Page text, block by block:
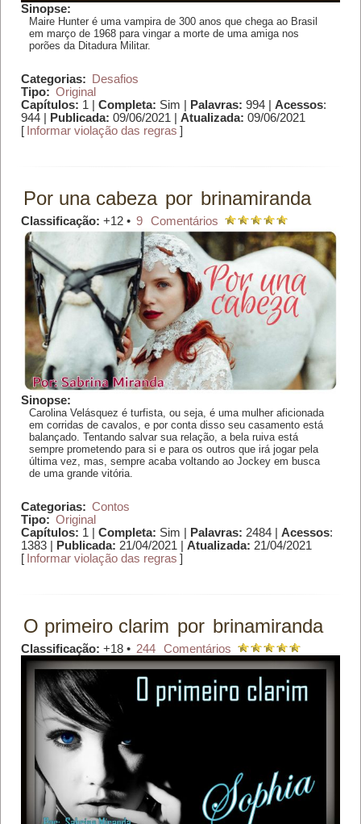
Sinopse:
Maire Hunter é uma vampira de 300 anos que chega ao Brasil
em março de 1968 para vingar a morte de uma amiga nos
porões da Ditadura Militar.
Categorias:
Desafios
Tipo: Original
Capítulos: 1 | Completa: Sim | Palavras: 994 | Acessos:
944 |
Publicada: 09/06/2021 | Atualizada: 09/06/2021
[ Informar violação das regras ]
Por una cabeza por brinamiranda
Classificação: +12 • 9 Comentários
Sinopse:
Carolina Velásquez é turfista, ou seja, é uma mulher aficionada
em corridas de cavalos, e por conta disso seu casamento está
balançado. Tentando salvar sua relação, a bela ruiva está
sempre prometendo para si e para os outros que irá jogar pela
última vez, mas, sempre acaba voltando ao Jockey em busca
de uma grande vitória.
Categorias: Contos
Tipo: Original
Capítulos: 1 | Completa: Sim | Palavras: 2484 | Acessos:
1383 |
Publicada: 21/04/2021 | Atualizada: 21/04/2021
[ Informar violação das regras ]
O primeiro clarim por brinamiranda
Classificação: +18 • 244 Comentários